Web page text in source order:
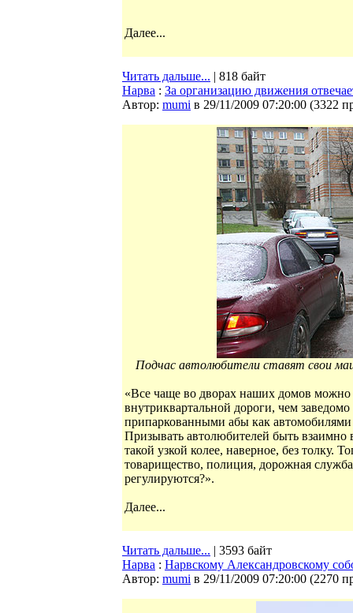
Далее...
Читать дальше... | 818 байт
Нарва : За организацию движения
Автор: mumi в 29/11/2009 07:20:00 (3322
Подчас автолюбители ставят свои
«Все чаще во дворах наших домов можно
внутриквартальной дороги, чем
припаркованными абы как
Призывать автолюбителей быть взаимно
такой узкой колее, наверное, без толку.
товарищество, полиция, дорожная
регулируются?».
Далее...
Читать дальше... | 3593 байт
Нарва : Нарвскому Александровскому
Автор: mumi в 29/11/2009 07:20:00 (2270